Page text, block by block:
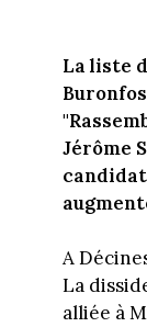
La liste
Jérôme
A
La
alliée à